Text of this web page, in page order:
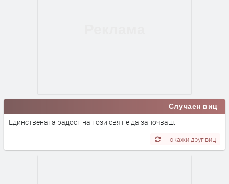
Случаен виц
Единствената радост на този свят е да започваш.
Покажи друг виц